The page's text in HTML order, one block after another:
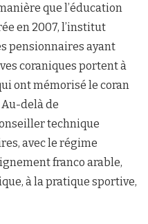
que l’éducation
en 2007, l’institut
pensionnaires ayant
coraniques portent à
ont mémorisé le coran
delà de
technique
avec le régime
franco arable,
à la pratique sportive,